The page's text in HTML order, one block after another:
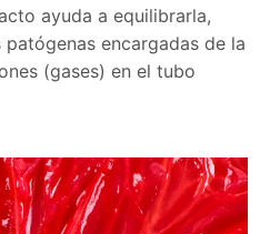
ayuda a equilibrarla,
encargadas de la
(gases) en el tubo